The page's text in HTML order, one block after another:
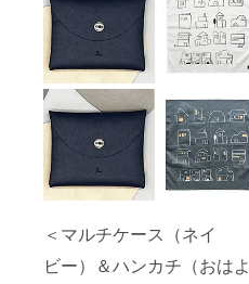
＜マルチケース（ネイ
ビー）＆ハンカチ（おはよ